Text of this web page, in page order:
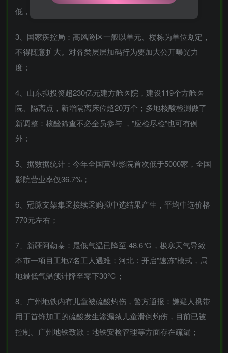
低，但基础病高龄者仍会有重症；
3、国家疾控局：高风险区一般以单元、楼栋为单位划定，
不得随意扩大。对各类层层加码行为要加大公开曝光力
度；
4、山东拟投资超230亿元建方舱医院，建设119个方舱医
院、隔离点，新增隔离床位超20万个；多地核酸检测做了
新调整：核酸筛查不必全员参与 ，"应检尽检"也可有例
外；
5、据数据统计：今年全国营业影院首次低于5000家，全国
影院营业率仅36.7%；
6、冠脉支架集采接续采购拟中选结果产生，平均中选价格
770元左右；
7、新疆阿勒泰：最低气温已降至-48.6℃，极寒天气导致
本市一项目工地7名工人遇难；河北：开启"速冻"模式，局
地最低气温预计降至零下30℃；
8、广州地铁内有儿童被硫酸灼伤，警方通报：嫌疑人携带
用于首饰加工的硫酸发生渗漏致儿童滑倒灼伤，目前已被
控制。广州地铁致歉：地铁安检管理等方面存在疏漏；